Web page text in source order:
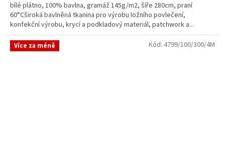
bílé plátno, 100% bavlna, gramáž 145g/m2, šíře 280cm, praní
60°Cširoká bavlněná tkanina pro výrobu ložního povlečení,
konfekční výrobu, krycí a podkladový materiál, patchwork a...
Více za méně Kód: 4799/100/300/4M